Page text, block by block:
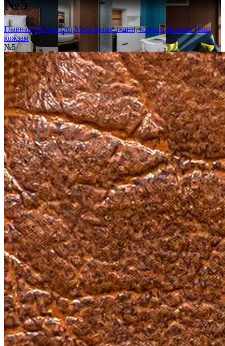
№5
Главная Материалы Мебельные ткани, кожзам Кожзам Наш
кожзам
№5